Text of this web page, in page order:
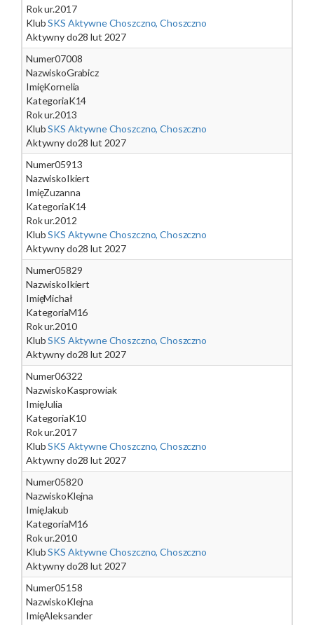
Rok ur.2017
KlubSKS Aktywne Choszczno, Choszczno
Aktywny do28 lut 2027
Numer07008
NazwiskoGrabicz
ImięKornelia
KategoriaK14
Rok ur.2013
KlubSKS Aktywne Choszczno, Choszczno
Aktywny do28 lut 2027
Numer05913
NazwiskoIkiert
ImięZuzanna
KategoriaK14
Rok ur.2012
KlubSKS Aktywne Choszczno, Choszczno
Aktywny do28 lut 2027
Numer05829
NazwiskoIkiert
ImięMichał
KategoriaM16
Rok ur.2010
KlubSKS Aktywne Choszczno, Choszczno
Aktywny do28 lut 2027
Numer06322
NazwiskoKasprowiak
ImięJulia
KategoriaK10
Rok ur.2017
KlubSKS Aktywne Choszczno, Choszczno
Aktywny do28 lut 2027
Numer05820
NazwiskoKlejna
ImięJakub
KategoriaM16
Rok ur.2010
KlubSKS Aktywne Choszczno, Choszczno
Aktywny do28 lut 2027
Numer05158
NazwiskoKlejna
ImięAleksander